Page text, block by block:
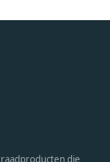
die